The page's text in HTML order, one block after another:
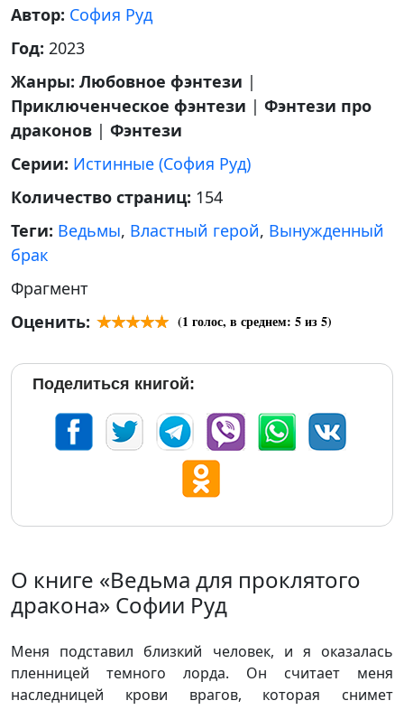
Автор: София Руд
Год: 2023
Жанры: Любовное фэнтези |
Приключенческое фэнтези | Фэнтези про
драконов | Фэнтези
Серии: Истинные (София Руд)
Количество страниц: 154
Теги: Ведьмы, Властный герой, Вынужденный
брак
Фрагмент
Оценить:
(1 голос, в среднем: 5из 5)
Поделиться книгой:
О книге «Ведьма для проклятого
дракона» Софии Руд
Меня подставил близкий человек, и я оказалась
пленницей темного лорда. Он считает меня
наследницей крови врагов, которая снимет